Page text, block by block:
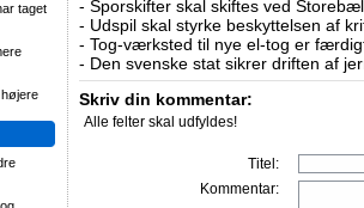
taget
- Sporskifter skal skiftes ved
- Udspil skal styrke beskyttelsen af
- Tog-værksted til nye el-tog er
- Den svenske stat sikrer driften af
Skriv din kommentar:
Alle felter skal udfyldes!
Titel:
Kommentar: